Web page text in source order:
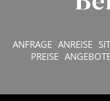
ANFRAGE ANREISE
PREISE